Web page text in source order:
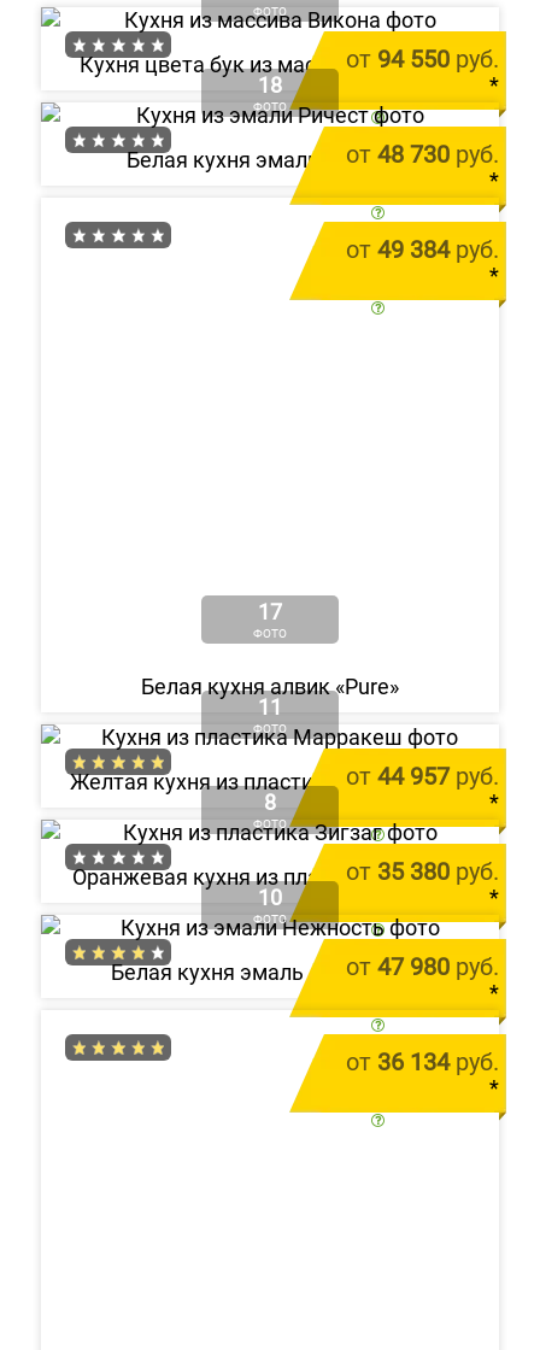
ФОТО
от 94 550 руб.
*
цена за 1 м.п.
Кухня цвета бук из массива «Викона»
18
ФОТО
от 48 730 руб.
*
Белая кухня эмаль «Ричест»
17
ФОТО
от 49 384руб.
*
Белая кухня алвик «Pure»
11
ФОТО
от 44 957 руб.
*
цена за 1 м.п.
Желтая кухня из пластика «Марракеш»
8
ФОТО
от 35 380 руб.
*
цена за 1 м.п.
Оранжевая кухня из пластика «Зигзаг»
10
ФОТО
от 47 980 руб.
*
Белая кухня эмаль «Нежность»
от 36 134руб.
*